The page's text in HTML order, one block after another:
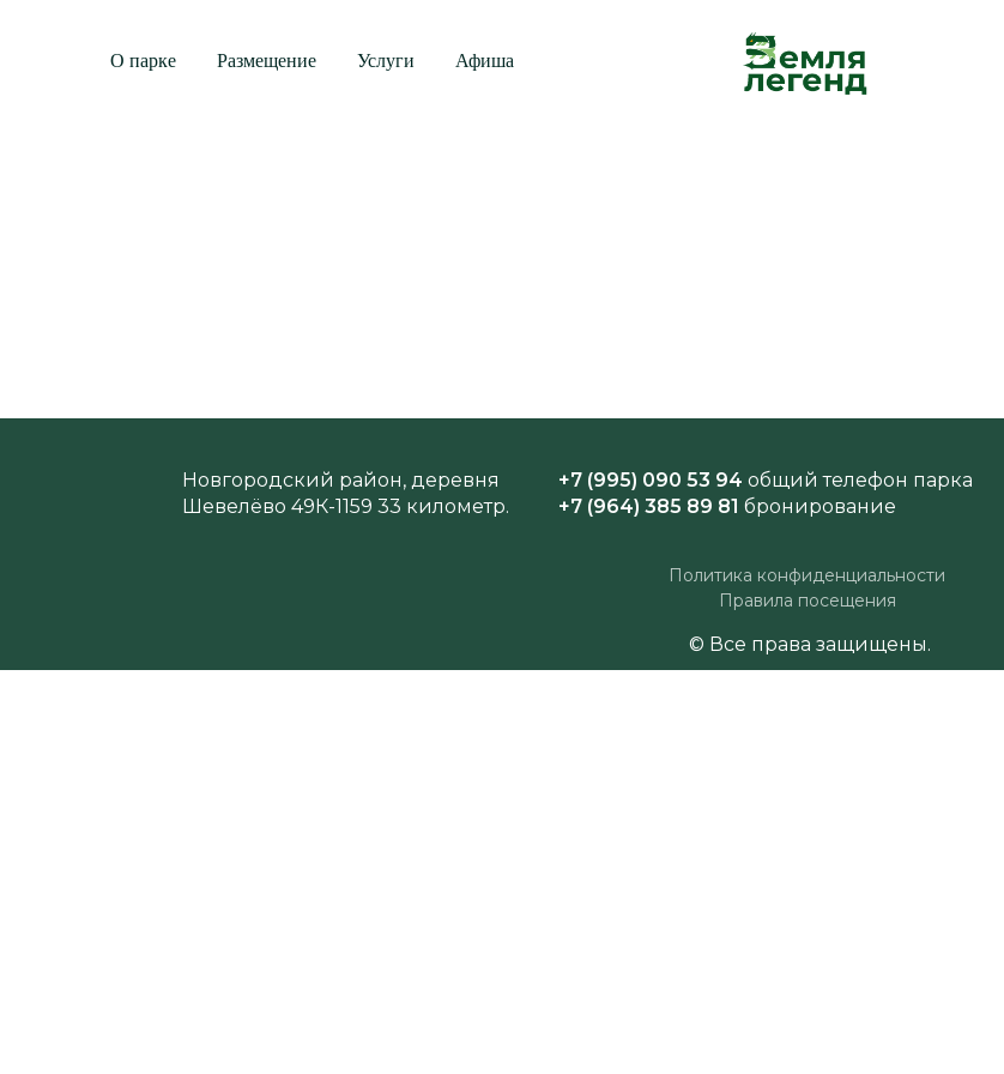
О парке Размещение Услуги Афиша
Политика конфиденциальности
© Все права защищены.
Новгородский район, деревня
Шевелёво 49К-1159 33 километр.
+7 (995) 090 53 94 общий телефон парка
+7 (964) 385 89 81 бронирование
Правила посещения